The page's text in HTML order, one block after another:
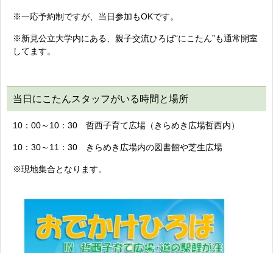
※一応予約制ですが、当日参加もOKです。
※新見公立大学内にある、親子交流ひろば“にこたん”も通常開室
してます。
当日にこたんスタッフがいる時間と場所
10：00～10：30 哲西子育て広場（きらめき広場哲西内）
10：30～11：30 きらめき広場内の図書館や芝生広場
※現地集合となります。